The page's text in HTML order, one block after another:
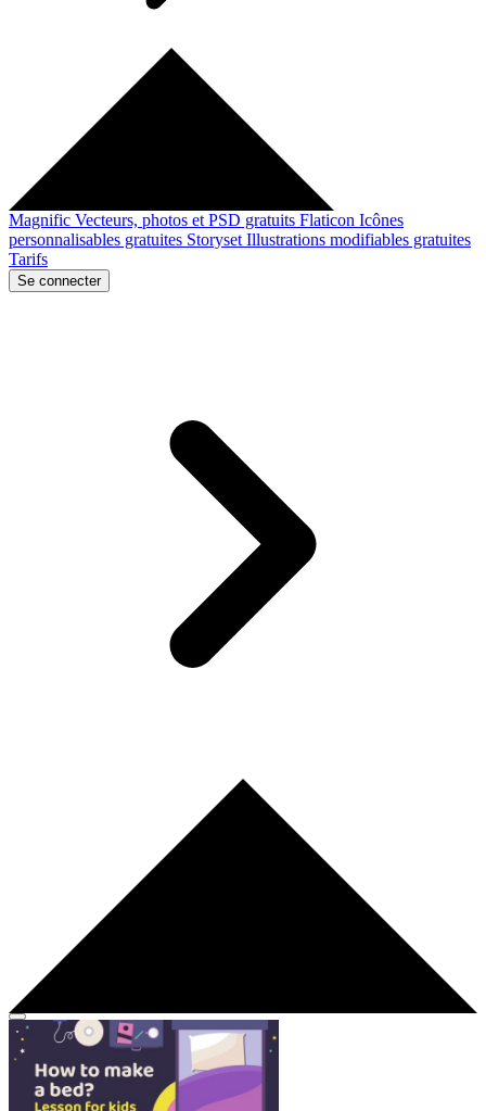
Magnific Vecteurs, photos et PSD gratuits Flaticon Icônes
personnalisables gratuites Storyset Illustrations modifiables gratuites
Tarifs
Se connecter